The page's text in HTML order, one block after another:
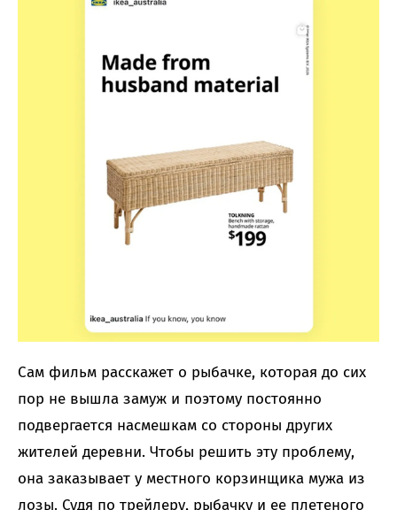
Сам фильм расскажет о рыбачке, которая до сих
пор не вышла замуж и поэтому постоянно
подвергается насмешкам со стороны других
жителей деревни. Чтобы решить эту проблему,
она заказывает у местного корзинщика мужа из
лозы. Судя по трейлеру, рыбачку и ее плетеного